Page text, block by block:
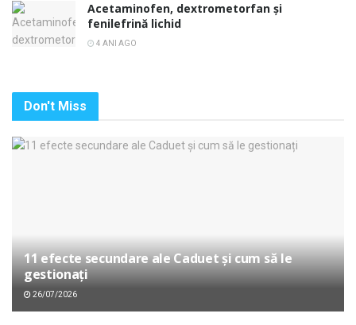
Acetaminofen, dextrometorfan și
fenilefrină lichid
4 ANI AGO
Don't Miss
11 efecte secundare ale Caduet și cum să le
gestionați
26/07/2026